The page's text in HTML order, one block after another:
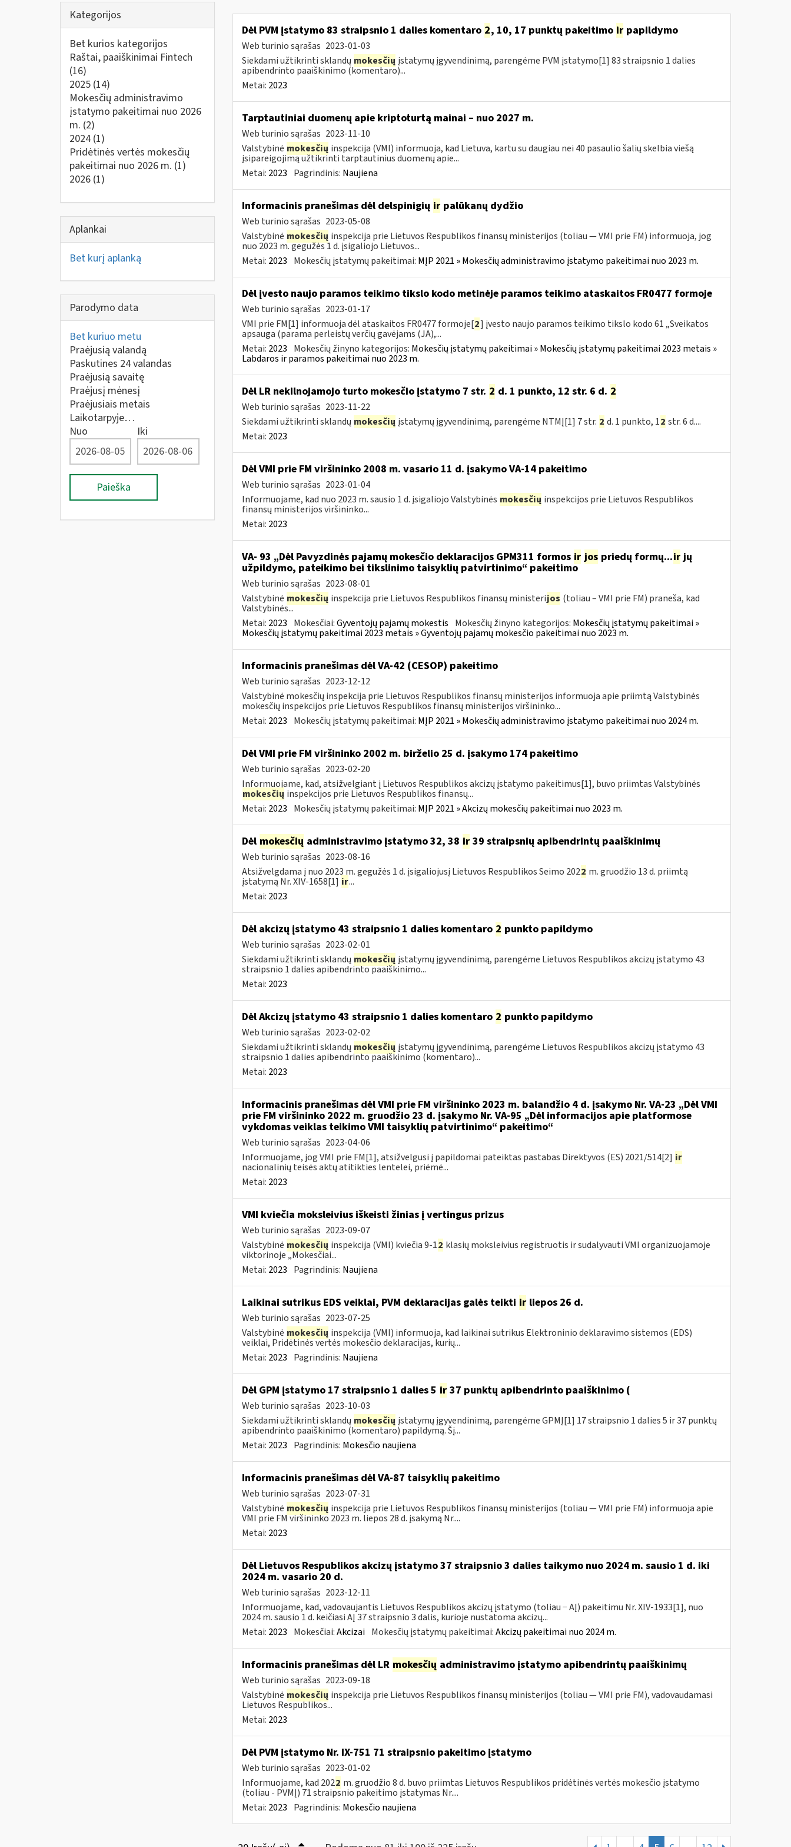
Kategorijos
Bet kurios kategorijos
Raštai, paaiškinimai Fintech
(16)
2025 (14)
Mokesčių administravimo
įstatymo pakeitimai nuo 2026
m. (2)
2024 (1)
Pridėtinės vertės mokesčių
pakeitimai nuo 2026 m. (1)
2026 (1)
Aplankai
Bet kurį aplanką
Parodymo data
Bet kuriuo metu
Praėjusią valandą
Paskutines 24 valandas
Praėjusią savaitę
Praėjusį mėnesį
Praėjusiais metais
Laikotarpyje…
Nuo
Iki
Paieška
Dėl PVM įstatymo 83 straipsnio 1 dalies komentaro 2, 10, 17 punktų pakeitimo irpapildymo
Web turinio sąrašas 2023-01-03
Siekdami užtikrinti sklandų mokesčių įstatymų įgyvendinimą, parengėme PVM įstatymo[1] 83 straipsnio 1 dalies
apibendrinto paaiškinimo (komentaro)...
Metai: 2023
Tarptautiniai duomenų apie kriptoturtą mainai – nuo 2027 m.
Web turinio sąrašas 2023-11-10
Valstybinė mokesčių inspekcija (VMI) informuoja, kad Lietuva, kartu su daugiau nei 40 pasaulio šalių skelbia viešą
įsipareigojimą užtikrinti tarptautinius duomenų apie...
Metai: 2023 Pagrindinis: Naujiena
Informacinis pranešimas dėl delspinigių irpalūkanų dydžio
Web turinio sąrašas 2023-05-08
Valstybinė mokesčių inspekcija prie Lietuvos Respublikos finansų ministerijos (toliau — VMI prie FM) informuoja, jog
nuo 2023 m. gegužės 1 d. įsigaliojo Lietuvos...
Metai: 2023 Mokesčių įstatymų pakeitimai: MĮP 2021 » Mokesčių administravimo įstatymo pakeitimai nuo 2023 m.
Dėl įvesto naujo paramos teikimo tikslo kodo metinėje paramos teikimo ataskaitos FR0477 formoje
Web turinio sąrašas 2023-01-17
VMI prie FM[1] informuoja dėl ataskaitos FR0477 formoje[2] įvesto naujo paramos teikimo tikslo kodo 61 „Sveikatos
apsauga (parama perleistų verčių gavėjams (JA),...
Metai: 2023 Mokesčių žinyno kategorijos: Mokesčių įstatymų pakeitimai » Mokesčių įstatymų pakeitimai 2023 metais »
Labdaros ir paramos pakeitimai nuo 2023 m.
Dėl LR nekilnojamojo turto mokesčio įstatymo 7 str. 2 d. 1 punkto, 12 str. 6 d. 2
Web turinio sąrašas 2023-11-22
Siekdami užtikrinti sklandų mokesčių įstatymų įgyvendinimą, parengėme NTMĮ[1] 7 str. 2 d. 1 punkto, 12 str. 6 d....
Metai: 2023
Dėl VMI prie FM viršininko 2008 m. vasario 11 d. įsakymo VA-14 pakeitimo
Web turinio sąrašas 2023-01-04
Informuojame, kad nuo 2023 m. sausio 1 d. įsigaliojo Valstybinės mokesčių inspekcijos prie Lietuvos Respublikos
finansų ministerijos viršininko...
Metai: 2023
VA- 93 „Dėl Pavyzdinės pajamų mokesčio deklaracijos GPM311 formos ir jos priedų formų...irjų
užpildymo, pateikimo bei tikslinimo taisyklių patvirtinimo“ pakeitimo
Web turinio sąrašas 2023-08-01
Valstybinė mokesčių inspekcija prie Lietuvos Respublikos finansų ministerijos (toliau – VMI prie FM) praneša, kad
Valstybinės...
Metai: 2023 Mokesčiai:Gyventojų pajamų mokestis Mokesčių žinyno kategorijos: Mokesčių įstatymų pakeitimai »
Mokesčių įstatymų pakeitimai 2023 metais » Gyventojų pajamų mokesčio pakeitimai nuo 2023 m.
Informacinis pranešimas dėl VA-42 (CESOP) pakeitimo
Web turinio sąrašas 2023-12-12
Valstybinė mokesčių inspekcija prie Lietuvos Respublikos finansų ministerijos informuoja apie priimtą Valstybinės
mokesčių inspekcijos prie Lietuvos Respublikos finansų ministerijos viršininko...
Metai: 2023 Mokesčių įstatymų pakeitimai: MĮP 2021 » Mokesčių administravimo įstatymo pakeitimai nuo 2024 m.
Dėl VMI prie FM viršininko 2002 m. birželio 25 d. įsakymo 174 pakeitimo
Web turinio sąrašas 2023-02-20
Informuojame, kad, atsižvelgiant į Lietuvos Respublikos akcizų įstatymo pakeitimus[1], buvo priimtas Valstybinės
mokesčių inspekcijos prie Lietuvos Respublikos finansų...
Metai: 2023 Mokesčių įstatymų pakeitimai: MĮP 2021 » Akcizų mokesčių pakeitimai nuo 2023 m.
Dėl mokesčių administravimo įstatymo 32, 38 ir39 straipsnių apibendrintų paaiškinimų
Web turinio sąrašas 2023-08-16
Atsižvelgdama į nuo 2023 m. gegužės 1 d. įsigaliojusį Lietuvos Respublikos Seimo 2022 m. gruodžio 13 d. priimtą
įstatymą Nr. XIV-1658[1] ir...
Metai: 2023
Dėl akcizų įstatymo 43 straipsnio 1 dalies komentaro 2 punkto papildymo
Web turinio sąrašas 2023-02-01
Siekdami užtikrinti sklandų mokesčių įstatymų įgyvendinimą, parengėme Lietuvos Respublikos akcizų įstatymo 43
straipsnio 1 dalies apibendrinto paaiškinimo...
Metai: 2023
Dėl Akcizų įstatymo 43 straipsnio 1 dalies komentaro 2 punkto papildymo
Web turinio sąrašas 2023-02-02
Siekdami užtikrinti sklandų mokesčių įstatymų įgyvendinimą, parengėme Lietuvos Respublikos akcizų įstatymo 43
straipsnio 1 dalies apibendrinto paaiškinimo (komentaro)...
Metai: 2023
Informacinis pranešimas dėl VMI prie FM viršininko 2023 m. balandžio 4 d. įsakymo Nr. VA-23 „Dėl VMI
prie FM viršininko 2022 m. gruodžio 23 d. įsakymo Nr. VA-95 „Dėl informacijos apie platformose
vykdomas veiklas teikimo VMI taisyklių patvirtinimo“ pakeitimo“
Web turinio sąrašas 2023-04-06
Informuojame, jog VMI prie FM[1], atsižvelgusi į papildomai pateiktas pastabas Direktyvos (ES) 2021/514[2] ir
nacionalinių teisės aktų atitikties lentelei, priėmė...
Metai: 2023
VMI kviečia moksleivius iškeisti žinias į vertingus prizus
Web turinio sąrašas 2023-09-07
Valstybinė mokesčių inspekcija (VMI) kviečia 9-12 klasių moksleivius registruotis ir sudalyvauti VMI organizuojamoje
viktorinoje „Mokesčiai...
Metai: 2023 Pagrindinis: Naujiena
Laikinai sutrikus EDS veiklai, PVM deklaracijas galės teikti irliepos 26 d.
Web turinio sąrašas 2023-07-25
Valstybinė mokesčių inspekcija (VMI) informuoja, kad laikinai sutrikus Elektroninio deklaravimo sistemos (EDS)
veiklai, Pridėtinės vertės mokesčio deklaracijas, kurių...
Metai: 2023 Pagrindinis: Naujiena
Dėl GPM įstatymo 17 straipsnio 1 dalies 5 ir37 punktų apibendrinto paaiškinimo (
Web turinio sąrašas 2023-10-03
Siekdami užtikrinti sklandų mokesčių įstatymų įgyvendinimą, parengėme GPMĮ[1] 17 straipsnio 1 dalies 5 ir 37 punktų
apibendrinto paaiškinimo (komentaro) papildymą. Šį...
Metai: 2023 Pagrindinis: Mokesčio naujiena
Informacinis pranešimas dėl VA-87 taisyklių pakeitimo
Web turinio sąrašas 2023-07-31
Valstybinė mokesčių inspekcija prie Lietuvos Respublikos finansų ministerijos (toliau ― VMI prie FM) informuoja apie
VMI prie FM viršininko 2023 m. liepos 28 d. įsakymą Nr....
Metai: 2023
Dėl Lietuvos Respublikos akcizų įstatymo 37 straipsnio 3 dalies taikymo nuo 2024 m. sausio 1 d. iki
2024 m. vasario 20 d.
Web turinio sąrašas 2023-12-11
Informuojame, kad, vadovaujantis Lietuvos Respublikos akcizų įstatymo (toliau − AĮ) pakeitimu Nr. XIV-1933[1], nuo
2024 m. sausio 1 d. keičiasi AĮ 37 straipsnio 3 dalis, kurioje nustatoma akcizų...
Metai: 2023 Mokesčiai:Akcizai Mokesčių įstatymų pakeitimai:Akcizų pakeitimai nuo 2024 m.
Informacinis pranešimas dėl LR mokesčių administravimo įstatymo apibendrintų paaiškinimų
Web turinio sąrašas 2023-09-18
Valstybinė mokesčių inspekcija prie Lietuvos Respublikos finansų ministerijos (toliau — VMI prie FM), vadovaudamasi
Lietuvos Respublikos...
Metai: 2023
Dėl PVM įstatymo Nr. IX-751 71 straipsnio pakeitimo įstatymo
Web turinio sąrašas 2023-01-02
Informuojame, kad 2022 m. gruodžio 8 d. buvo priimtas Lietuvos Respublikos pridėtinės vertės mokesčio įstatymo
(toliau ­- PVMĮ) 71 straipsnio pakeitimo įstatymas Nr....
Metai: 2023 Pagrindinis: Mokesčio naujiena